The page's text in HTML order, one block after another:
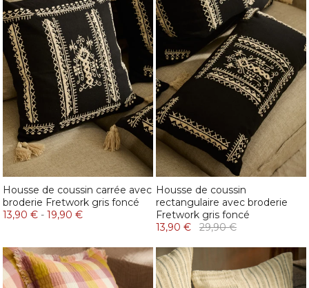
Housse de coussin carrée avec
broderie Fretwork gris foncé
13,90 € - 19,90 €
Housse de coussin
rectangulaire avec broderie
Fretwork gris foncé
13,90 €
29,90 €